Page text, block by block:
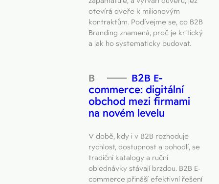
otevírá dveře k milionovým
kontraktům. Podívejme se, co B2B
Branding znamená, proč je kritický
a jak ho systematicky budovat.
B2B E-
commerce: digitální
obchod mezi firmami
na novém levelu
V době, kdy i v B2B rozhoduje
rychlost, dostupnost a pohodlí, se
tradiční katalogy a ruční
objednávky stávají brzdou. B2B E-
commerce přináší efektivní řešení